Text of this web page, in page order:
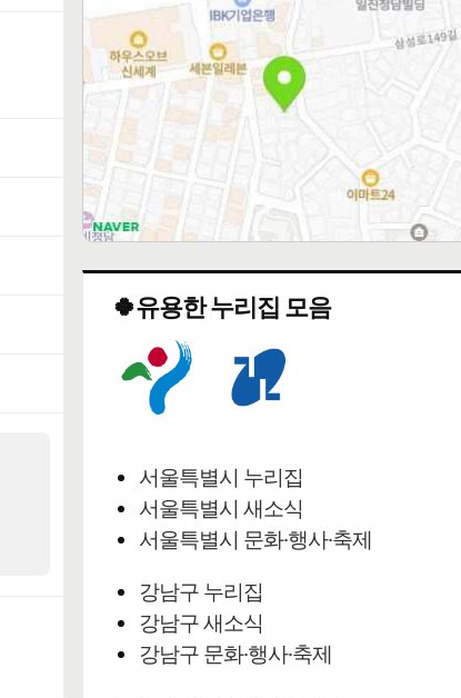
🍀유용한 누리집 모음
서울특별시 누리집
서울특별시 새소식
서울특별시 문화·행사·축제
강남구 누리집
강남구 새소식
강남구 문화·행사·축제